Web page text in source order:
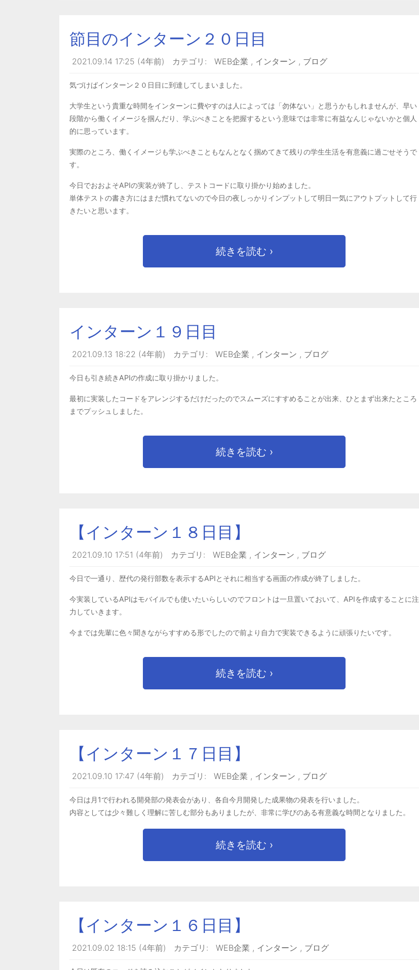
節目のインターン２０日目
2021.09.14 17:25 (4年前) カテゴリ: WEB企業 , インターン , ブログ
気づけばインターン２０日目に到達してしまいました。
大学生という貴重な時間をインターンに費やすのは人によっては「勿体ない」と思うかもしれませんが、早い
段階から働くイメージを掴んだり、学ぶべきことを把握するという意味では非常に有益なんじゃないかと個人
的に思っています。
実際のところ、働くイメージも学ぶべきこともなんとなく掴めてきて残りの学生生活を有意義に過ごせそうで
す。
今日でおおよそAPIの実装が終了し、テストコードに取り掛かり始めました。
単体テストの書き方にはまだ慣れてないので今日の夜しっかりインプットして明日一気にアウトプットして行
きたいと思います。
続きを読む ›
インターン１９日目
2021.09.13 18:22 (4年前) カテゴリ: WEB企業 , インターン , ブログ
今日も引き続きAPIの作成に取り掛かりました。
最初に実装したコードをアレンジするだけだったのでスムーズにすすめることが出来、ひとまず出来たところ
までプッシュしました。
続きを読む ›
【インターン１８日目】
2021.09.10 17:51 (4年前) カテゴリ: WEB企業 , インターン , ブログ
今日で一通り、歴代の発行部数を表示するAPIとそれに相当する画面の作成が終了しました。
今実装しているAPIはモバイルでも使いたいらしいのでフロントは一旦置いておいて、APIを作成することに注
力していきます。
今までは先輩に色々聞きながらすすめる形でしたので前より自力で実装できるように頑張りたいです。
続きを読む ›
【インターン１７日目】
2021.09.10 17:47 (4年前) カテゴリ: WEB企業 , インターン , ブログ
今日は月1で行われる開発部の発表会があり、各自今月開発した成果物の発表を行いました。
内容としては少々難しく理解に苦しむ部分もありましたが、非常に学びのある有意義な時間となりました。
続きを読む ›
【インターン１６日目】
2021.09.02 18:15 (4年前) カテゴリ: WEB企業 , インターン , ブログ